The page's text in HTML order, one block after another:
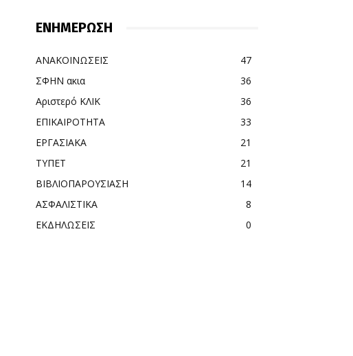
ΕΝΗΜΕΡΩΣΗ
ΑΝΑΚΟΙΝΩΣΕΙΣ
47
ΣΦΗΝ ακια
36
Αριστερό ΚΛΙΚ
36
ΕΠΙΚΑΙΡΟΤΗΤΑ
33
ΕΡΓΑΣΙΑΚΑ
21
ΤΥΠΕΤ
21
ΒΙΒΛΙΟΠΑΡΟΥΣΙΑΣΗ
14
ΑΣΦΑΛΙΣΤΙΚΑ
8
ΕΚΔΗΛΩΣΕΙΣ
0